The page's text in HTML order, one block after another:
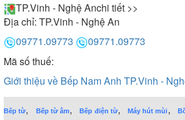
TP.Vinh - Nghệ Anchi tiết >>
Địa chỉ: TP.Vinh - Nghệ An
09771.09773
09771.09773
Mã số thuế:
Giới thiệu về Bếp Nam Anh TP.Vinh -
Bếp từ, Bếp từ âm,Bếp điện từ,Máy hút mùi,